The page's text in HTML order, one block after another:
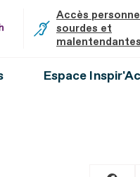
Accès
sourdes et
malentendantes
Espace